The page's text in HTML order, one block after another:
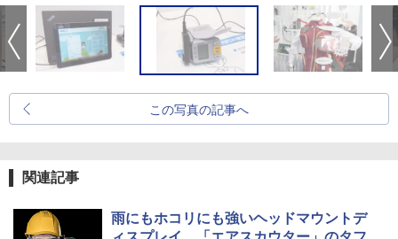
この写真の記事へ
関連記事
雨にもホコリにも強いヘッドマウントデ